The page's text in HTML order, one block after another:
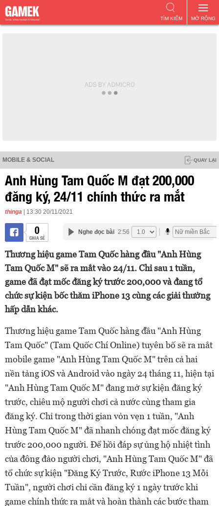
MỞ RỘNG
TÌM KIẾM
MOBILE & SOCIAL QUAY LẠI
Anh Hùng Tam Quốc M đạt 200,000
đăng ký, 24/11 chính thức ra mắt
thinga | 13:30 20/11/2021
0
CHIA SẺ
Nghe đọc bài 2:56
Thương hiệu game Tam Quốc hàng đầu "Anh Hùng
Tam Quốc M" sẽ ra mắt vào 24/11. Chỉ sau 1 tuần,
game đã đạt mốc đăng ký trước 200,000 và đang tổ
chức sự kiện bốc thăm iPhone 13 cùng các giải thưởng
hấp dẫn khác.
Thương hiệu game Tam Quốc hàng đầu "Anh Hùng
Tam Quốc" (Tam Quốc Chí Online) tuyên bố sẽ ra mắt
mobile game "Anh Hùng Tam Quốc M" trên cả hai
nền tảng iOS và Android vào ngày 24 tháng 11, hiện tại
"Anh Hùng Tam Quốc M" đang mở sự kiện đăng ký
trước, chiêu mộ người chơi cả nước cùng tham gia
đăng ký. Chỉ trong thời gian vỏn vẹn 1 tuần, "Anh
Hùng Tam Quốc M" đã nhanh chóng đạt mốc đăng ký
trước 200,000 người. Để hồi đáp sự ủng hộ nhiệt tình
của đông đảo người chơi, "Anh Hùng Tam Quốc M" đã
tổ chức sự kiện "Đăng Ký Trước, Rước iPhone 13 Mỗi
Tuần", người chơi chỉ cần đăng ký 1 ngày trước khi
game chính thức ra mắt và hoàn thành các bước tham